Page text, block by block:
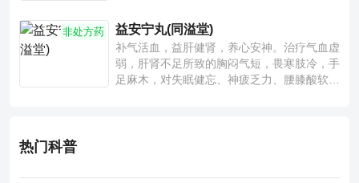
非处方药 益安宁丸(同溢堂)
补气活血，益肝健肾，养心安神。治疗气血虚
弱，肝肾不足所致的胸闷气短，畏寒肢冷，手
足麻木，对失眠健忘、神疲乏力、腰膝酸软也
热门科普